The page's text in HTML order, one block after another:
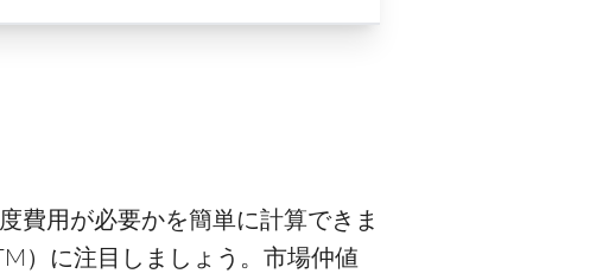
費用が必要かを簡単に計算できま
）に注目しましょう。市場仲値